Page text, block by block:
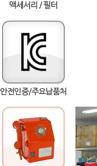
액세서리 / 필터
안전인증/주요납품처